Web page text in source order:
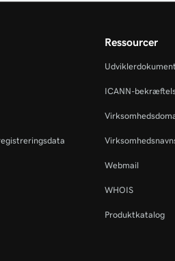
Ressourcer
ICANN-
Webmail
WHOIS
Produktkatalog